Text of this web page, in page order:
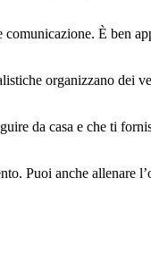
È ben
organizzano dei
da casa e che ti
Puoi anche allenare